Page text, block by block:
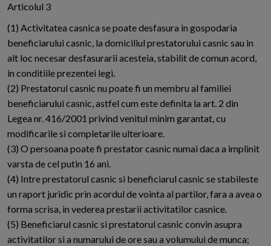
Articolul 3
(1) Activitatea casnica se poate desfasura in gospodaria
beneficiarului casnic, la domiciliul prestatorului casnic sau in
alt loc necesar desfasurarii acesteia, stabilit de comun acord,
in conditiile prezentei legi.
(2) Prestatorul casnic nu poate fi un membru al familiei
beneficiarului casnic, astfel cum este definita la art. 2 din
Legea nr. 416/2001 privind venitul minim garantat, cu
modificarile si completarile ulterioare.
(3) O persoana poate fi prestator casnic numai daca a implinit
varsta de cel putin 16 ani.
(4) Intre prestatorul casnic si beneficiarul casnic se stabileste
un raport juridic prin acordul de vointa al partilor, fara a avea o
forma scrisa, in vederea prestarii activitatilor casnice.
(5) Beneficiarul casnic si prestatorul casnic convin asupra
activitatilor si a numarului de ore sau a volumului de munca;